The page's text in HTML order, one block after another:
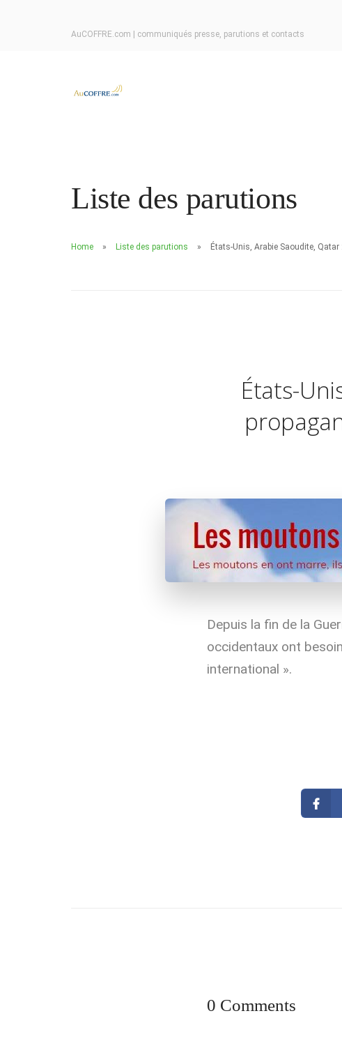
AuCOFFRE.com | communiqués presse, parutions et contacts
Liste des parutions
Home Liste des parutions États-Unis, Arabie Saoudite,
États-
Depuis la fin de la
occidentaux ont
international ».
0 Comments